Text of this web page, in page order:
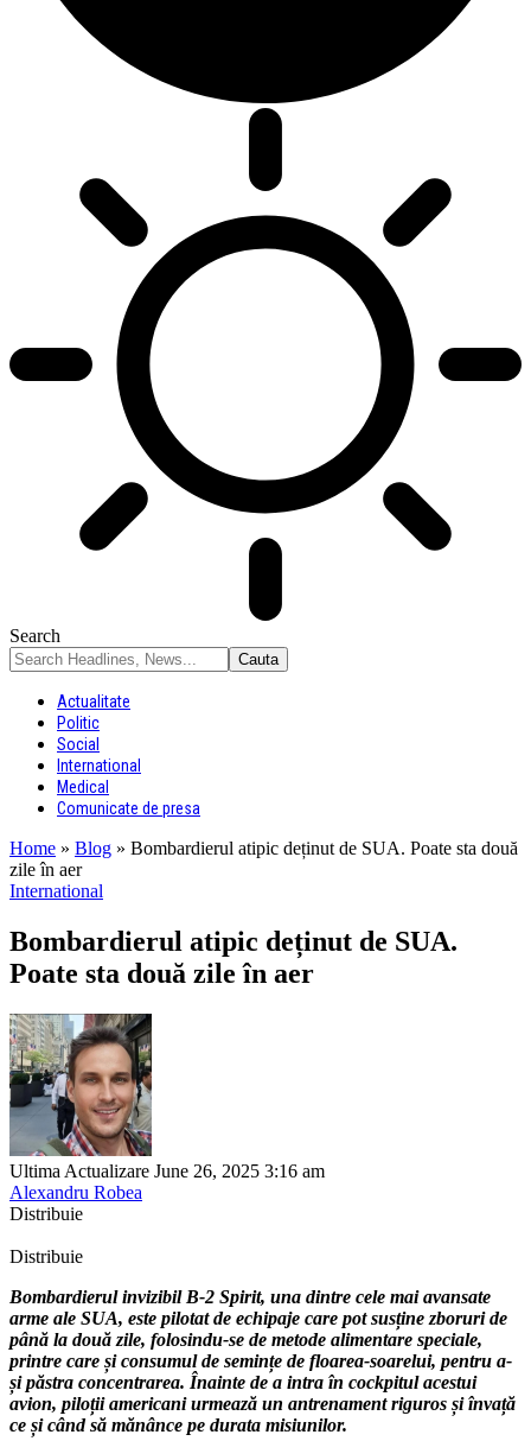
Search
Actualitate
Politic
Social
International
Medical
Comunicate de presa
Home » Blog » Bombardierul atipic deținut de SUA. Poate sta două
zile în aer
International
Bombardierul atipic deținut de SUA.
Poate sta două zile în aer
Ultima Actualizare June 26, 2025 3:16 am
Alexandru Robea
Distribuie
Distribuie
Bombardierul invizibil B-2 Spirit, una dintre cele mai avansate
arme ale SUA, este pilotat de echipaje care pot susține zboruri de
până la două zile, folosindu-se de metode alimentare speciale,
printre care și consumul de semințe de floarea-soarelui, pentru a-
și păstra concentrarea. Înainte de a intra în cockpitul acestui
avion, piloții americani urmează un antrenament riguros și învață
ce și când să mănânce pe durata misiunilor.